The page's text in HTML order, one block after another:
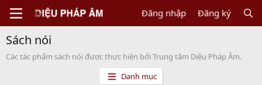
Đăng nhập Đăng ký
Sách nói
Các tác phẩm sách nói được thực hiện bởi Trung tâm Diệu Pháp Âm.
Danh mục